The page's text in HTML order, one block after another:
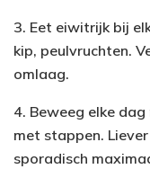
3. Eet eiwitrijk bij
kip, peulvruchten.
omlaag.
4. Beweeg elke
met stappen.
sporadisch